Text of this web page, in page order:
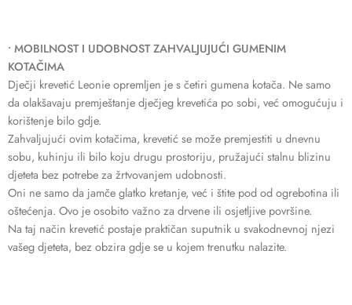
• MOBILNOST I UDOBNOST ZAHVALJUJUĆI GUMENIM
KOTAČIMA
Dječji krevetić Leonie opremljen je s četiri gumena kotača. Ne samo
da olakšavaju premještanje dječjeg krevetića po sobi, već omogućuju i
korištenje bilo gdje.
Zahvaljujući ovim kotačima, krevetić se može premjestiti u dnevnu
sobu, kuhinju ili bilo koju drugu prostoriju, pružajući stalnu blizinu
djeteta bez potrebe za žrtvovanjem udobnosti.
Oni ne samo da jamče glatko kretanje, već i štite pod od ogrebotina ili
oštećenja. Ovo je osobito važno za drvene ili osjetljive površine.
Na taj način krevetić postaje praktičan suputnik u svakodnevnoj njezi
vašeg djeteta, bez obzira gdje se u kojem trenutku nalazite.